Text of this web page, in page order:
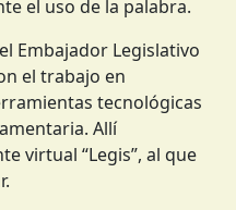
el uso de la palabra.
Embajador Legislativo
el trabajo en
tecnológicas
Allí
virtual “Legis”, al que